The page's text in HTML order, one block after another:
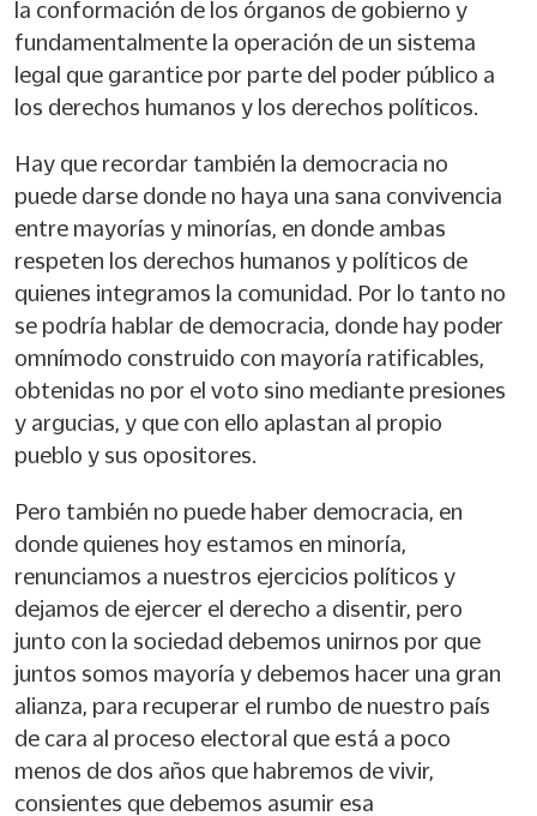
la conformación de los órganos de gobierno y
fundamentalmente la operación de un sistema
legal que garantice por parte del poder público a
los derechos humanos y los derechos políticos.
Hay que recordar también la democracia no
puede darse donde no haya una sana convivencia
entre mayorías y minorías, en donde ambas
respeten los derechos humanos y políticos de
quienes integramos la comunidad. Por lo tanto no
se podría hablar de democracia, donde hay poder
omnímodo construido con mayoría ratificables,
obtenidas no por el voto sino mediante presiones
y argucias, y que con ello aplastan al propio
pueblo y sus opositores.
Pero también no puede haber democracia, en
donde quienes hoy estamos en minoría,
renunciamos a nuestros ejercicios políticos y
dejamos de ejercer el derecho a disentir, pero
junto con la sociedad debemos unirnos por que
juntos somos mayoría y debemos hacer una gran
alianza, para recuperar el rumbo de nuestro país
de cara al proceso electoral que está a poco
menos de dos años que habremos de vivir,
consientes que debemos asumir esa